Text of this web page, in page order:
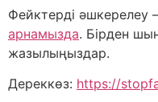
Фейктерді әшкерелеу –
арнамызда. Бірден
жазылыңыздар.
Дереккөз: https://